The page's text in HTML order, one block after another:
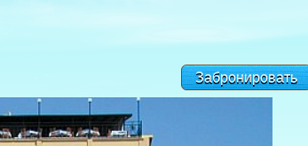
Забронировать